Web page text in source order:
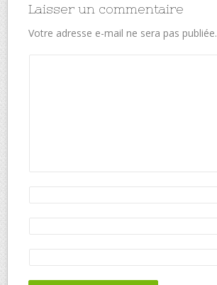
Laisser un commentaire
Votre adresse e-mail ne sera pas publiée.